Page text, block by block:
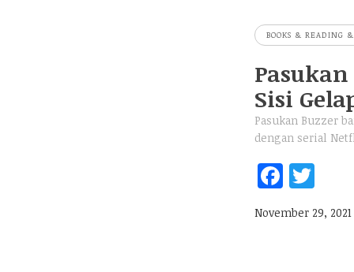
BOOKS & READING
Sisi
Pasukan Buzzer
dengan serial
Fa
ce
b
w
itt
November 29, 2021